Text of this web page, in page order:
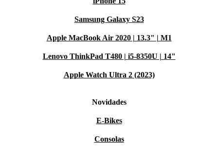
Samsung Galaxy S23
Apple MacBook Air 2020 | 13.3" | M1
Lenovo ThinkPad T480 | i5-8350U | 14"
Apple Watch Ultra 2 (2023)
Novidades
E-Bikes
Consolas